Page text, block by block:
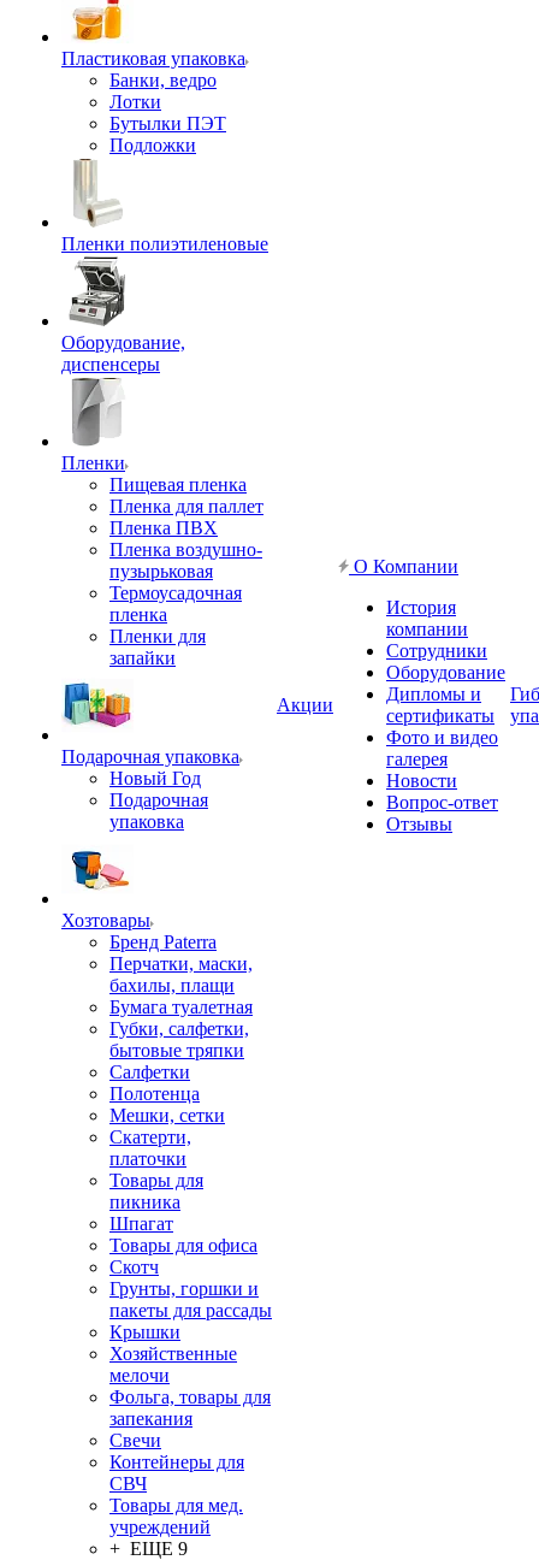
Пластиковая упаковка
Банки, ведро
Лотки
Бутылки ПЭТ
Подложки
Пленки полиэтиленовые
Оборудование,
диспенсеры
Пленки
Пищевая пленка
Пленка для паллет
Пленка ПВХ
Пленка воздушно-
пузырьковая
Термоусадочная
пленка
Пленки для
запайки
Подарочная упаковка
Новый Год
Подарочная
упаковка
Хозтовары
Бренд Paterra
Перчатки, маски,
бахилы, плащи
Бумага туалетная
Губки, салфетки,
бытовые тряпки
Салфетки
Полотенца
Мешки, сетки
Скатерти,
платочки
Товары для
пикника
Шпагат
Товары для офиса
Скотч
Грунты, горшки и
пакеты для рассады
Крышки
Хозяйственные
мелочи
Фольга, товары для
запекания
Свечи
Контейнеры для
СВЧ
Товары для мед.
учреждений
+ ЕЩЕ 9
Акции
О Компании
История
компании
Сотрудники
Оборудование
Дипломы и
сертификаты
Фото и видео
галерея
Новости
Вопрос-ответ
Отзывы